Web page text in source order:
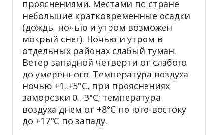
прояснениями. Местами по стране
небольшие кратковременные осадки
(дождь, ночью и утром возможен
мокрый снег). Ночью и утром в
отдельных районах слабый туман.
Ветер западной четверти от слабого
до умеренного. Температура воздуха
ночью +1..+5°С, при прояснениях
заморозки 0..-3°С; температура
воздуха днем от +8°С по юго-востоку
до +17°С по западу.